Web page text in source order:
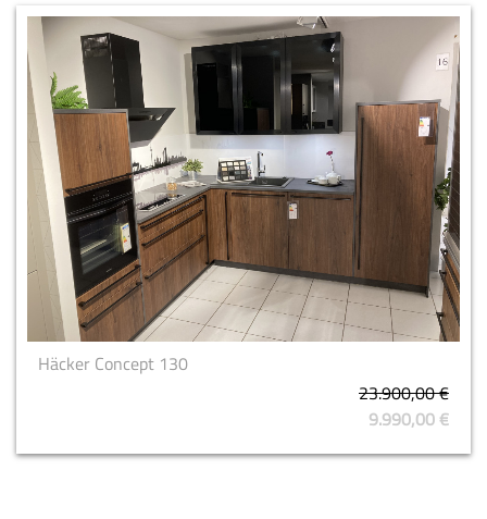
Häcker Concept 130
23.900,00 €
9.990,00 €